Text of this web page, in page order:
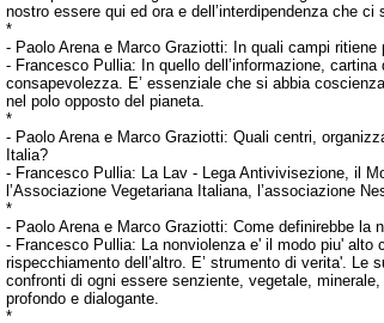
nostro essere qui ed ora e dell’interdipendenza che
*
- Paolo Arena e Marco Graziotti: In quali campi
- Francesco Pullia: In quello dell’informazione,
consapevolezza. E’ essenziale che si abbia
nel polo opposto del pianeta.
*
- Paolo Arena e Marco Graziotti:Quali centri,
Italia?
- Francesco Pullia: La Lav - Lega Antivivisezione, il
l’Associazione Vegetariana Italiana, l’associazione
*
- Paolo Arena e Marco Graziotti:Come definirebbe la
- Francesco Pullia: La nonviolenza e' il modo piu' alto
rispecchiamento dell’altro. E’ strumento di verita'.
confronti di ogni essere senziente, vegetale,
profondo e dialogante.
*